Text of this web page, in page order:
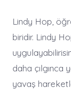
Lindy Hop,
biridir. Lindy
daha çılgınca
yavaş